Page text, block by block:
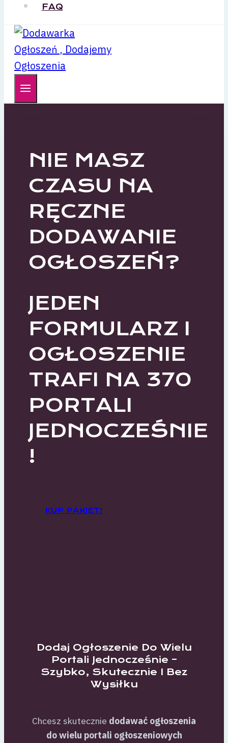
FAQ
NIE MASZ
CZASU NA
RĘCZNE
DODAWANIE
OGŁOSZEŃ?
JEDEN
FORMULARZ I
OGŁOSZENIE
TRAFI NA 370
PORTALI
JEDNOCZEŚNIE
!
KUP PAKIET!
Dodaj Ogłoszenie Do Wielu
Portali Jednocześnie –
Szybko, Skutecznie I Bez
Wysiłku
Chcesz skutecznie dodawać ogłoszenia
do wielu portali ogłoszeniowych